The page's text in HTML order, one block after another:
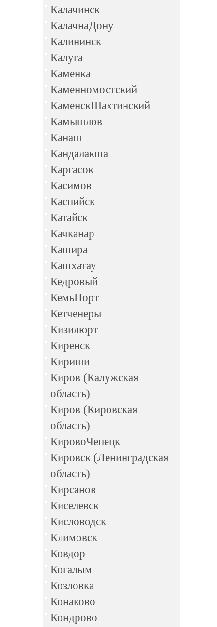
Калачинск
КалачнаДону
Калининск
Калуга
Каменка
Каменномостский
КаменскШахтинский
Камышлов
Канаш
Кандалакша
Каргасок
Касимов
Каспийск
Катайск
Качканар
Кашира
Кашхатау
Кедровый
КемьПорт
Кетченеры
Кизилюрт
Киренск
Кириши
Киров (Калужская
область)
Киров (Кировская
область)
КировоЧепецк
Кировск (Ленинградская
область)
Кирсанов
Киселевск
Кисловодск
Климовск
Ковдор
Когалым
Козловка
Конаково
Кондрово